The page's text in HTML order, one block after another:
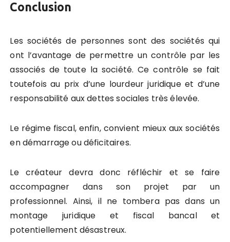
Conclusion
Les sociétés de personnes sont des sociétés qui
ont l’avantage de permettre un contrôle par les
associés de toute la société. Ce contrôle se fait
toutefois au prix d’une lourdeur juridique et d’une
responsabilité aux dettes sociales très élevée.
Le régime fiscal, enfin, convient mieux aux sociétés
en démarrage ou déficitaires.
Le créateur devra donc réfléchir et se faire
accompagner dans son projet par un
professionnel. Ainsi, il ne tombera pas dans un
montage juridique et fiscal bancal et
potentiellement désastreux.